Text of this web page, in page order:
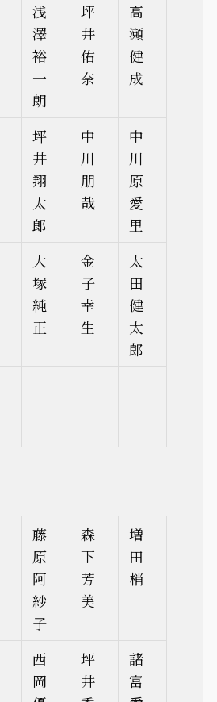
浅
澤
裕
一
朗
坪
井
佑
奈
高
瀬
健
成
坪
井
翔
太
郎
中
川
朋
哉
中
川
原
愛
里
大
塚
純
正
金
子
幸
生
太
田
健
太
郎
藤
原
阿
紗
子
森
下
芳
美
増
田
梢
西
岡
坪
井
諸
富